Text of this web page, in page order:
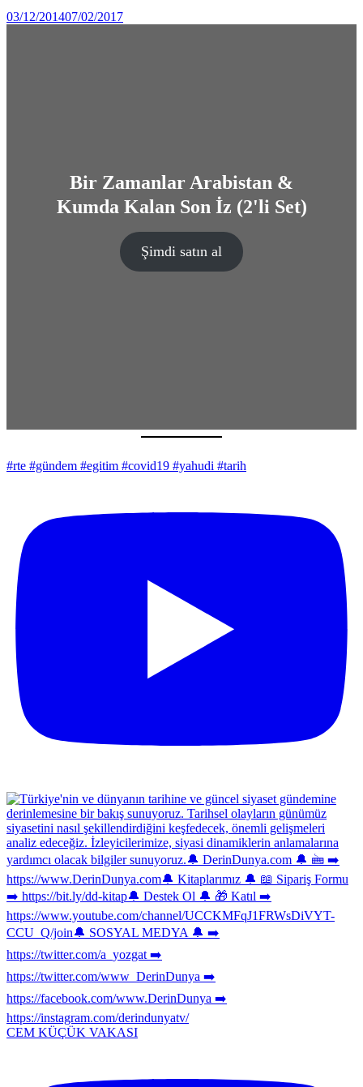
by
03/12/201407/02/2017
Bir Zamanlar Arabistan &
Kumda Kalan Son İz (2'li Set)
Şimdi satın al
#rte #gündem #egitim #covid19 #yahudi #tarih
CEM KÜÇÜK VAKASI